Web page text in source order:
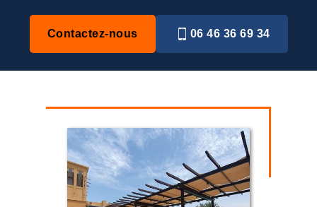
Contactez-nous 06 46 36 69 34